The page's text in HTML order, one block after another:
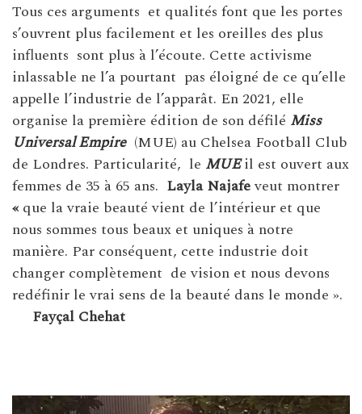
Tous ces arguments et qualités font que les portes
s’ouvrent plus facilement et les oreilles des plus
influents sont plus à l’écoute. Cette activisme
inlassable ne l’a pourtant pas éloigné de ce qu’elle
appelle l’industrie de l’apparât. En 2021, elle
organise la première édition de son défilé Miss
Universal Empire(MUE) au Chelsea Football Club
de Londres. Particularité, le MUEil est ouvert aux
femmes de 35 à 65 ans. Layla Najafeveut montrer
«que la vraie beauté vient de l’intérieur et que
nous sommes tous beaux et uniques à notre
manière. Par conséquent, cette industrie doit
changer complètement de vision et nous devons
redéfinir le vrai sens de la beauté dans le monde ».
Fayçal Chehat